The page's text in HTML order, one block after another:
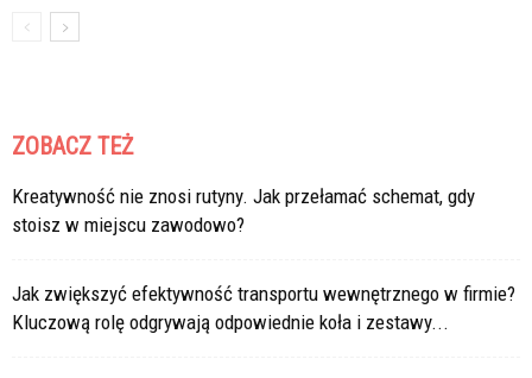
ZOBACZ TEŻ
Kreatywność nie znosi rutyny. Jak przełamać schemat, gdy
stoisz w miejscu zawodowo?
Jak zwiększyć efektywność transportu wewnętrznego w firmie?
Kluczową rolę odgrywają odpowiednie koła i zestawy...